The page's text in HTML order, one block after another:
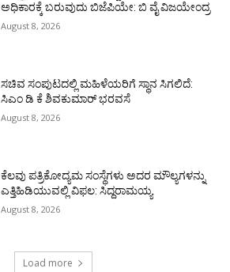
ಅಧಿಕಾರಕ್ಕೆ ಬರುವುದು ಬಿಜೆಪಿಯೇ: ಬಿ ವೈ ವಿಜಯೇಂದ್ರ
August 8, 2026
ಸಚಿವ ಸಂಪುಟದಲ್ಲಿ ಮಹಿಳೆಯರಿಗೆ ಸ್ಥಾನ ಸಿಗಲಿದೆ:
ಸಿಎಂ ಡಿ ಕೆ ಶಿವಕುಮಾರ್ ಭರವಸೆ
August 8, 2026
ಕೆಲವು ಪತ್ರಿಕೋದ್ಯಮ ಸಂಸ್ಥೆಗಳು ಅದರ ಮೌಲ್ಯಗಳನ್ನು
ಎತ್ತಿಹಿಡಿಯುವಲ್ಲಿ ವಿಫಲ: ಸಿದ್ದರಾಮಯ್ಯ
August 8, 2026
Load more